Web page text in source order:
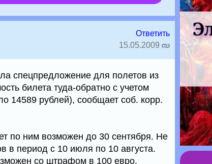
Ответить
15.05.2009
спецпредложение для полетов из
билета туда-обратно с учетом
14589 рублей), сообщает соб. корр.
по ним возможен до 30 сентября. Не
в период с 10 июля по 10 августа.
со штрафом в 100 евро.